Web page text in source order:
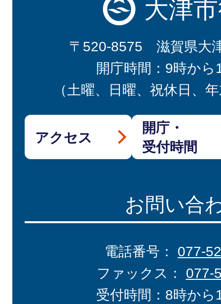
大津
〒520-8575 滋賀県大
開庁時間：9時から
（土曜、日曜、祝休日、
アクセス
開庁・
受付時間
お問い合
電話番号： 077-
ファックス： 077-
受付時間：8時から